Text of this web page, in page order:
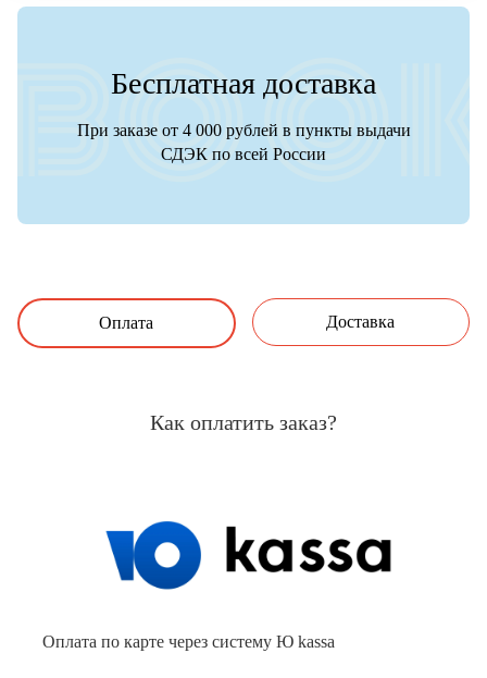
Бесплатная доставка
При заказе от 4 000 рублей в пункты выдачи
СДЭК по всей России
Оплата Доставка
Как оплатить заказ?
Оплата по карте через систему Ю kassa